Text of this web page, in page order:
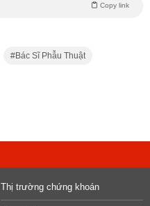
Copy link
Bác Sĩ Phẫu Thuật
Thị trường chứng khoán